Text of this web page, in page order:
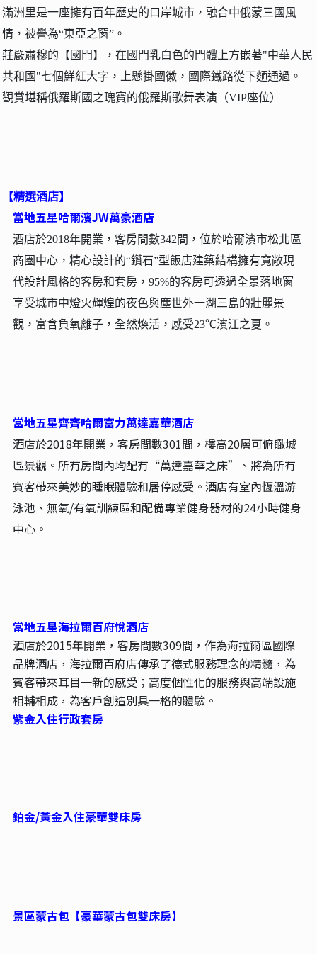
滿洲里是一座擁有百年歷史的口岸城市，融合中俄蒙三國風
情，被譽為“東亞之窗”。
莊嚴肅穆的【國門】，在國門乳白色的門體上方嵌著"中華人民
共和國"七個鮮紅大字，上懸掛國徽，國際鐵路從下麵通過。
觀賞堪稱俄羅斯國之瑰寶的俄羅斯歌舞表演（VIP座位）
【精選酒店】
當地五星哈爾濱JW萬豪酒店
酒店於2018年開業，客房間數342間，位於哈爾濱市松北區
商圈中心，精心設計的“鑽石”型飯店建築結構擁有寬敞現
代設計風格的客房和套房，95%的客房可透過全景落地窗
享受城市中燈火輝煌的夜色與塵世外一湖三島的壯麗景
觀，富含負氧離子，全然煥活，感受23℃濱江之夏。
當地五星齊齊哈爾富力萬達嘉華酒店
酒店於2018年開業，客房間數301間，樓高20層可俯瞰城
區景觀。所有房間內均配有“萬達嘉華之床”、將為所有
賓客帶來美妙的睡眠體驗和居停感受。酒店有室內恆溫游
泳池、無氧/有氧訓練區和配備專業健身器材的24小時健身
中心。
當地五星海拉爾百府悅酒店
酒店於2015年開業，客房間數309間，作為海拉爾區國際
品牌酒店，海拉爾百府店傳承了德式服務理念的精髓，為
賓客帶來耳目一新的感受；高度個性化的服務與高端設施
相輔相成，為客戶創造別具一格的體驗。
紫金入住行政套房
鉑金/黃金入住豪華雙床房
景區蒙古包【豪華蒙古包雙床房】